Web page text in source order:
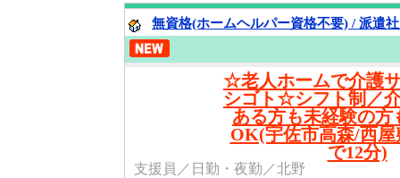
無資格(ホームヘルパー資格不要) / 派遣
☆老人ホームで介護
シゴト☆シフト制／
ある方も未経験の方
OK(宇佐市高森/西屋
で12分)
支援員／日勤・夜勤／北野